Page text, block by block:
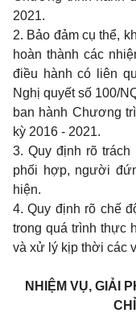
2021.
2. Bảo đảm cụ thể,
hoàn thành các
điều hành có liên
Nghị quyết số 100/
ban hành Chương
kỳ 2016 - 2021.
3. Quy định rõ
phối hợp, người
hiện.
4. Quy định rõ chế
trong quá trình thực
và xử lý kịp thời các
NHIỆM VỤ, GIẢI